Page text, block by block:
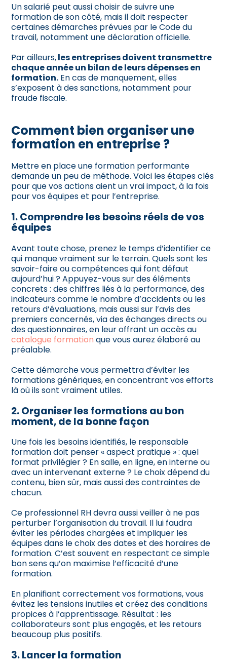
Un salarié peut aussi choisir de suivre une
formation de son côté, mais il doit respecter
certaines démarches prévues par le Code du
travail, notamment une déclaration officielle.
Par ailleurs,les entreprises doivent transmettre
chaque année un bilan de leurs dépenses en
formation. En cas de manquement, elles
s’exposent à des sanctions, notamment pour
fraude fiscale.
Comment bien organiser une
formation en entreprise ?
Mettre en place une formation performante
demande un peu de méthode. Voici les étapes clés
pour que vos actions aient un vrai impact, à la fois
pour vos équipes et pour l’entreprise.
1. Comprendre les besoins réels de vos
équipes
Avant toute chose, prenez le temps d’identifier ce
qui manque vraiment sur le terrain. Quels sont les
savoir-faire ou compétences qui font défaut
aujourd’hui ? Appuyez-vous sur des éléments
concrets : des chiffres liés à la performance, des
indicateurs comme le nombre d’accidents ou les
retours d’évaluations, mais aussi sur l’avis des
premiers concernés, via des échanges directs ou
des questionnaires, en leur offrant un accès au
catalogue formation que vous aurez élaboré au
préalable.
Cette démarche vous permettra d’éviter les
formations génériques, en concentrant vos efforts
là où ils sont vraiment utiles.
2. Organiser les formations au bon
moment, de la bonne façon
Une fois les besoins identifiés, le responsable
formation doit penser « aspect pratique » : quel
format privilégier ? En salle, en ligne, en interne ou
avec un intervenant externe ? Le choix dépend du
contenu, bien sûr, mais aussi des contraintes de
chacun.
Ce professionnel RH devra aussi veiller à ne pas
perturber l’organisation du travail. Il lui faudra
éviter les périodes chargées et impliquer les
équipes dans le choix des dates et des horaires de
formation. C’est souvent en respectant ce simple
bon sens qu’on maximise l’efficacité d’une
formation.
En planifiant correctement vos formations, vous
évitez les tensions inutiles et créez des conditions
propices à l’apprentissage. Résultat : les
collaborateurs sont plus engagés, et les retours
beaucoup plus positifs.
3. Lancer la formation